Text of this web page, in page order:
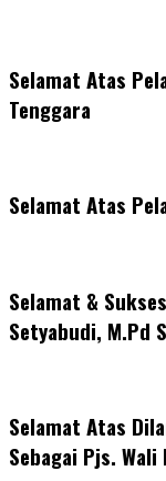
Selamat Atas
Tenggara
Selamat Atas
Selamat &
Setyabudi, M.Pd
Selamat Atas
Sebagai Pjs.